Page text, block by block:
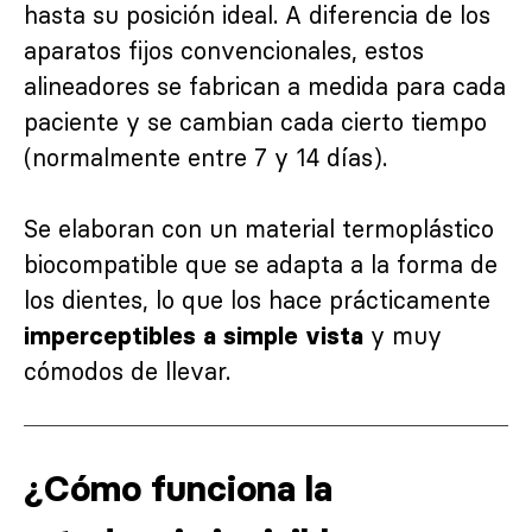
hasta su posición ideal. A diferencia de los
aparatos fijos convencionales, estos
alineadores se fabrican a medida para cada
paciente y se cambian cada cierto tiempo
(normalmente entre 7 y 14 días).
Se elaboran con un material termoplástico
biocompatible que se adapta a la forma de
los dientes, lo que los hace prácticamente
imperceptibles a simple vista y muy
cómodos de llevar.
¿Cómo funciona la